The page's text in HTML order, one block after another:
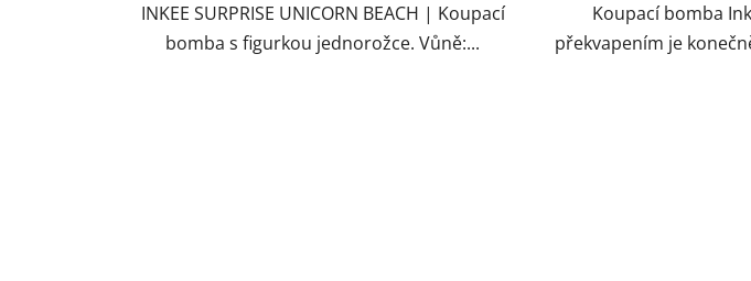
INKEE SURPRISE UNICORN BEACH | Koupací
bomba s figurkou jednorožce. Vůně:...
Koupací bomba
překvapením je